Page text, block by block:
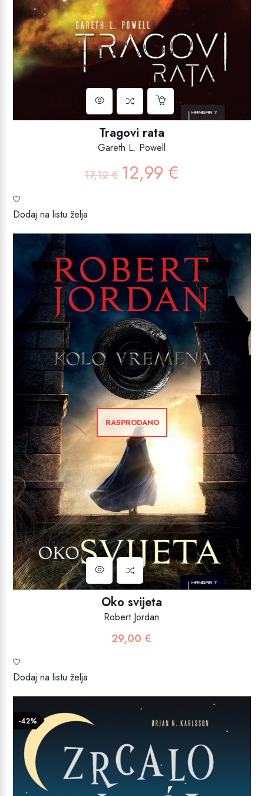
Tragovi rata
Gareth L. Powell
17,12€ Izvorna
cijena
12,99 €
Dodaj na listu želja
RASPRODANO
Oko svijeta
Robert Jordan
29,00 €
Dodaj na listu želja
-42%